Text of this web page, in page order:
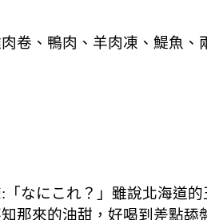
卷、鴨肉、羊肉凍、鯷魚
なにこれ？」雖說北海道
那來的油甜，好喝到差點